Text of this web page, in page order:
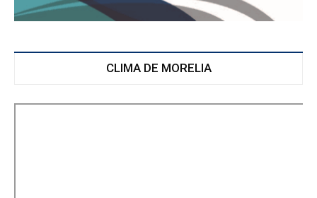
CLIMA DE MORELIA